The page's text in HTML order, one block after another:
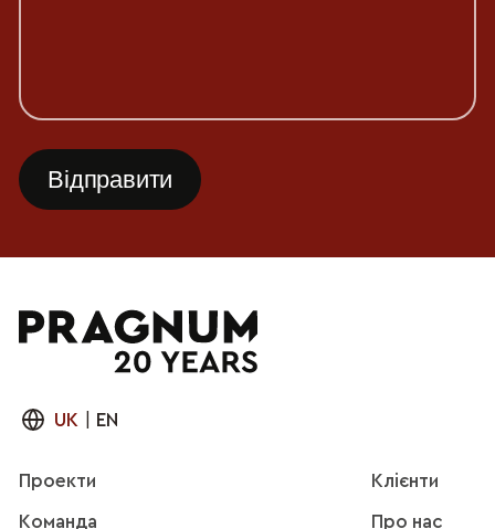
UK EN
Проекти Клієнти
Команда Про нас